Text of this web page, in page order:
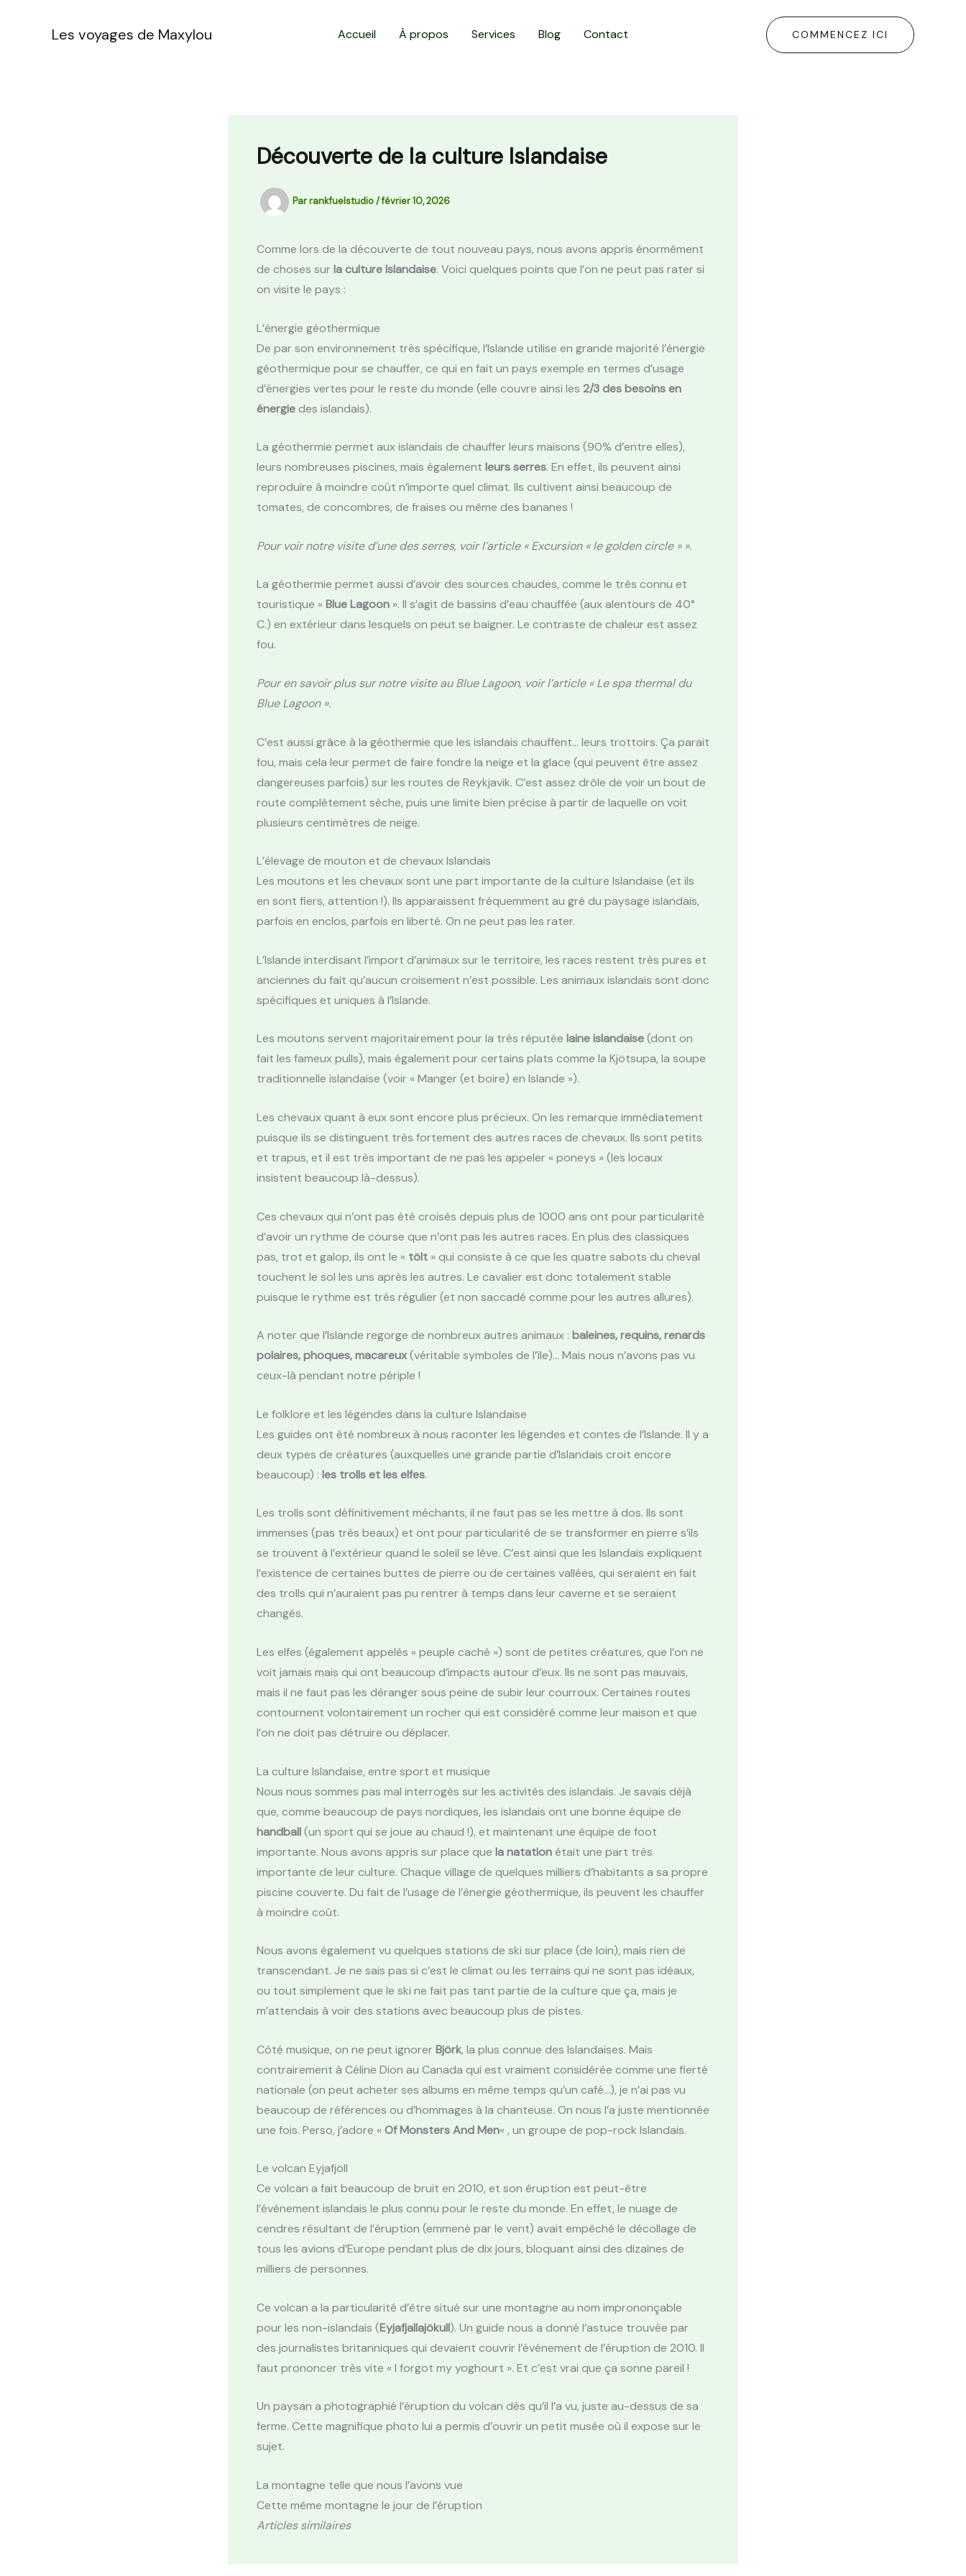
Les voyages de Maxylou Accueil À propos Services Blog Contact COMMENCEZ ICI
Découverte de la culture Islandaise
Parrankfuelstudio/février 10, 2026
Comme lors de la découverte de tout nouveau pays, nous avons appris énormément
de choses surla culture Islandaise. Voici quelques points que l’on ne peut pas rater si
on visite le pays :
L’énergie géothermique
De par son environnement très spécifique, l’Islande utilise en grande majorité l’énergie
géothermique pour se chauffer, ce qui en fait un pays exemple en termes d’usage
d’énergies vertes pour le reste du monde (elle couvre ainsi les 2/3 des besoins en
énergiedes islandais).
La géothermie permet aux islandais de chauffer leurs maisons (90% d’entre elles),
leurs nombreuses piscines, mais également leurs serres. En effet, ils peuvent ainsi
reproduire à moindre coût n’importe quel climat. Ils cultivent ainsi beaucoup de
tomates, de concombres, de fraises ou même des bananes !
Pour voir notre visite d’une des serres, voir l’article « Excursion « le golden circle » ».
La géothermie permet aussi d’avoir des sources chaudes, comme le très connu et
touristique « Blue Lagoon ». Il s’agit de bassins d’eau chauffée (aux alentours de 40°
C.) en extérieur dans lesquels on peut se baigner. Le contraste de chaleur est assez
fou.
Pour en savoir plus sur notre visite au Blue Lagoon, voir l’article « Le spa thermal du
Blue Lagoon ».
C’est aussi grâce à la géothermie que les islandais chauffent… leurs trottoirs. Ça parait
fou, mais cela leur permet de faire fondre la neige et la glace (qui peuvent être assez
dangereuses parfois) sur les routes de Reykjavik. C’est assez drôle de voir un bout de
route complètement sèche, puis une limite bien précise à partir de laquelle on voit
plusieurs centimètres de neige.
L’élevage de mouton et de chevaux Islandais
Les moutons et les chevaux sont une part importante de la culture Islandaise (et ils
en sont fiers, attention !). Ils apparaissent fréquemment au gré du paysage islandais,
parfois en enclos, parfois en liberté. On ne peut pas les rater.
L’Islande interdisant l’import d’animaux sur le territoire, les races restent très pures et
anciennes du fait qu’aucun croisement n’est possible. Les animaux islandais sont donc
spécifiques et uniques à l’Islande.
Les moutons servent majoritairement pour la très réputée laine islandaise(dont on
fait les fameux pulls), mais également pour certains plats comme la Kjötsupa, la soupe
traditionnelle islandaise (voir « Manger (et boire) en Islande »).
Les chevaux quant à eux sont encore plus précieux. On les remarque immédiatement
puisque ils se distinguent très fortement des autres races de chevaux. Ils sont petits
et trapus, et il est très important de ne pas les appeler « poneys » (les locaux
insistent beaucoup là-dessus).
Ces chevaux qui n’ont pas été croisés depuis plus de 1000 ans ont pour particularité
d’avoir un rythme de course que n’ont pas les autres races. En plus des classiques
pas, trot et galop, ils ont le « tölt » qui consiste à ce que les quatre sabots du cheval
touchent le sol les uns après les autres. Le cavalier est donc totalement stable
puisque le rythme est très régulier (et non saccadé comme pour les autres allures).
A noter que l’Islande regorge de nombreux autres animaux : baleines, requins, renards
polaires, phoques, macareux(véritable symboles de l’île)… Mais nous n’avons pas vu
ceux-là pendant notre périple !
Le folklore et les légendes dans la culture Islandaise
Les guides ont été nombreux à nous raconter les légendes et contes de l’Islande. Il y a
deux types de créatures (auxquelles une grande partie d’Islandais croit encore
beaucoup) : les trolls et les elfes.
Les trolls sont définitivement méchants, il ne faut pas se les mettre à dos. Ils sont
immenses (pas très beaux) et ont pour particularité de se transformer en pierre s’ils
se trouvent à l’extérieur quand le soleil se lève. C’est ainsi que les Islandais expliquent
l’existence de certaines buttes de pierre ou de certaines vallées, qui seraient en fait
des trolls qui n’auraient pas pu rentrer à temps dans leur caverne et se seraient
changés.
Les elfes (également appelés « peuple caché ») sont de petites créatures, que l’on ne
voit jamais mais qui ont beaucoup d’impacts autour d’eux. Ils ne sont pas mauvais,
mais il ne faut pas les déranger sous peine de subir leur courroux. Certaines routes
contournent volontairement un rocher qui est considéré comme leur maison et que
l’on ne doit pas détruire ou déplacer.
La culture Islandaise, entre sport et musique
Nous nous sommes pas mal interrogés sur les activités des islandais. Je savais déjà
que, comme beaucoup de pays nordiques, les islandais ont une bonne équipe de
handball(un sport qui se joue au chaud !), et maintenant une équipe de foot
importante. Nous avons appris sur place que la natationétait une part très
importante de leur culture. Chaque village de quelques milliers d’habitants a sa propre
piscine couverte. Du fait de l’usage de l’énergie géothermique, ils peuvent les chauffer
à moindre coût.
Nous avons également vu quelques stations de ski sur place (de loin), mais rien de
transcendant. Je ne sais pas si c’est le climat ou les terrains qui ne sont pas idéaux,
ou tout simplement que le ski ne fait pas tant partie de la culture que ça, mais je
m’attendais à voir des stations avec beaucoup plus de pistes.
Côté musique, on ne peut ignorerBjörk, la plus connue des Islandaises. Mais
contrairement à Céline Dion au Canada qui est vraiment considérée comme une fierté
nationale (on peut acheter ses albums en même temps qu’un café…), je n’ai pas vu
beaucoup de références ou d’hommages à la chanteuse. On nous l’a juste mentionnée
une fois. Perso, j’adore « Of Monsters And Men« , un groupe de pop-rock Islandais.
Le volcan Eyjafjöll
Ce volcan a fait beaucoup de bruit en 2010, et son éruption est peut-être
l’événement islandais le plus connu pour le reste du monde. En effet, le nuage de
cendres résultant de l’éruption (emmené par le vent) avait empêché le décollage de
tous les avions d’Europe pendant plus de dix jours, bloquant ainsi des dizaines de
milliers de personnes.
Ce volcan a la particularité d’être situé sur une montagne au nom imprononçable
pour les non-islandais (Eyjafjallajökull). Un guide nous a donné l’astuce trouvée par
des journalistes britanniques qui devaient couvrir l’événement de l’éruption de 2010. Il
faut prononcer très vite « I forgot my yoghourt ». Et c’est vrai que ça sonne pareil !
Un paysan a photographié l’éruption du volcan dès qu’il l’a vu, juste au-dessus de sa
ferme. Cette magnifique photo lui a permis d’ouvrir un petit musée où il expose sur le
sujet.
La montagne telle que nous l’avons vue
Cette même montagne le jour de l’éruption
Articles similaires